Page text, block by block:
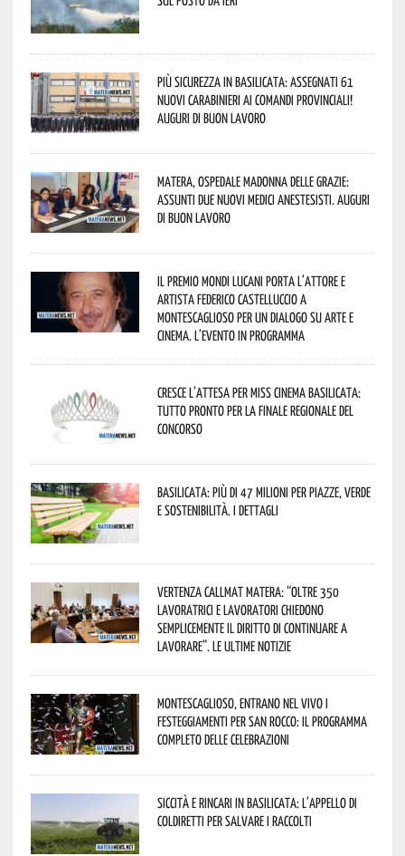
Più sicurezza in Basilicata: assegnati 61
nuovi Carabinieri ai Comandi provinciali!
Auguri di buon lavoro
Matera, Ospedale Madonna delle Grazie:
assunti due nuovi medici anestesisti. Auguri
di buon lavoro
Il Premio Mondi Lucani porta l’attore e
artista Federico Castelluccio a
Montescaglioso per un dialogo su arte e
cinema. L’evento in programma
Cresce l’attesa per Miss Cinema Basilicata:
tutto pronto per la finale regionale del
concorso
Basilicata: più di 47 milioni per piazze, verde
e sostenibilità. I dettagli
Vertenza CallMat Matera: “Oltre 350
lavoratrici e lavoratori chiedono
semplicemente il diritto di continuare a
lavorare”. Le ultime notizie
Montescaglioso, entrano nel vivo i
festeggiamenti per San Rocco: il programma
completo delle celebrazioni
Siccità e rincari in Basilicata: l’appello di
Coldiretti per salvare i raccolti